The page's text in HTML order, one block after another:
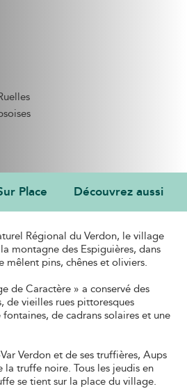
Place Découvrez aussi
Régional du Verdon, le village
montagne des Espiguières, dans
mêlent pins, chênes et oliviers.
de Caractère » a conservé des
de vieilles rues pittoresques
de cadrans solaires et une
Verdon et de ses truffières, Aups
truffe noire. Tous les jeudis en
se tient sur la place du village.